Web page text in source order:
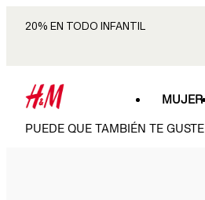
20% EN TODO INFANTIL
MUJER
PUEDE QUE TAMBIÉN TE GUSTE